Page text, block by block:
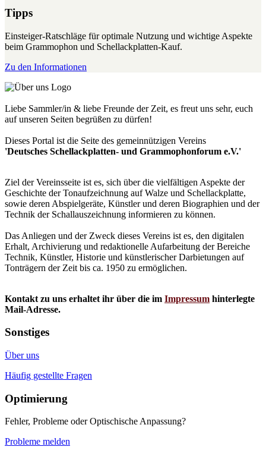
Tipps
Einsteiger-Ratschläge für optimale Nutzung und wichtige Aspekte
beim Grammophon und Schellackplatten-Kauf.
Zu den Informationen
Liebe Sammler/in & liebe Freunde der Zeit, es freut uns sehr, euch
auf unseren Seiten begrüßen zu dürfen!
Dieses Portal ist die Seite des gemeinnützigen Vereins
'Deutsches Schellackplatten- und Grammophonforum e.V.'
Ziel der Vereinsseite ist es, sich über die vielfältigen Aspekte der
Geschichte der Tonaufzeichnung auf Walze und Schellackplatte,
sowie deren Abspielgeräte, Künstler und deren Biographien und der
Technik der Schallauszeichnung informieren zu können.
Das Anliegen und der Zweck dieses Vereins ist es, den digitalen
Erhalt, Archivierung und redaktionelle Aufarbeitung der Bereiche
Technik, Künstler, Historie und künstlerischer Darbietungen auf
Tonträgern der Zeit bis ca. 1950 zu ermöglichen.
Kontakt zu uns erhaltet ihr über die im Impressum hinterlegte
Mail-Adresse.
Sonstiges
Über uns
Häufig gestellte Fragen
Optimierung
Fehler, Probleme oder Optischische Anpassung?
Probleme melden